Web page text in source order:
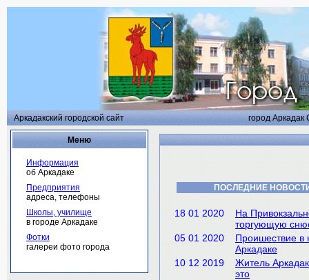
Аркадакский городской сайт город Аркадак
Меню
Информация
об Аркадаке
Предприятия
адреса, телефоны
Школы, училище
в городе Аркадаке
Фотки
галереи фото города
ПОСЛЕДНИЕ
18 01 2020
На
торгующую
05 01 2020
Проишествие в
Аркадаке
10 12 2019
Житель
это